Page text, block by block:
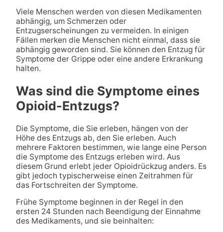
Viele Menschen werden von diesen Medikamenten
abhängig, um Schmerzen oder
Entzugserscheinungen zu vermeiden. In einigen
Fällen merken die Menschen nicht einmal, dass sie
abhängig geworden sind. Sie können den Entzug für
Symptome der Grippe oder eine andere Erkrankung
halten.
Was sind die Symptome eines
Opioid-Entzugs?
Die Symptome, die Sie erleben, hängen von der
Höhe des Entzugs ab, den Sie erleben. Auch
mehrere Faktoren bestimmen, wie lange eine Person
die Symptome des Entzugs erleben wird. Aus
diesem Grund erlebt jeder Opioidrückzug anders. Es
gibt jedoch typischerweise einen Zeitrahmen für
das Fortschreiten der Symptome.
Frühe Symptome beginnen in der Regel in den
ersten 24 Stunden nach Beendigung der Einnahme
des Medikaments, und sie beinhalten: